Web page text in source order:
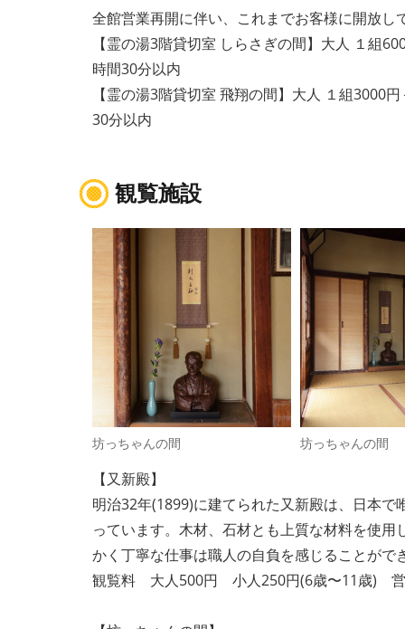
全館営業再開に伴い、これまでお客様に開放
【霊の湯3階貸切室 しらさぎの間】大人 １
時間30分以内
【霊の湯3階貸切室 飛翔の間】大人 １組
30分以内
観覧施設
坊っちゃんの間 坊っちゃんの間
【又新殿】
明治32年(1899)に建てられた又新殿は、日本
っています。木材、石材とも上質な材料を使
かく丁寧な仕事は職人の自負を感じることがで
観覧料 大人500円 小人250円(6歳〜11歳) 営